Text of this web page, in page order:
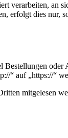
an
erfolgt dies nur,
“ auf „https://“
mitgelesen